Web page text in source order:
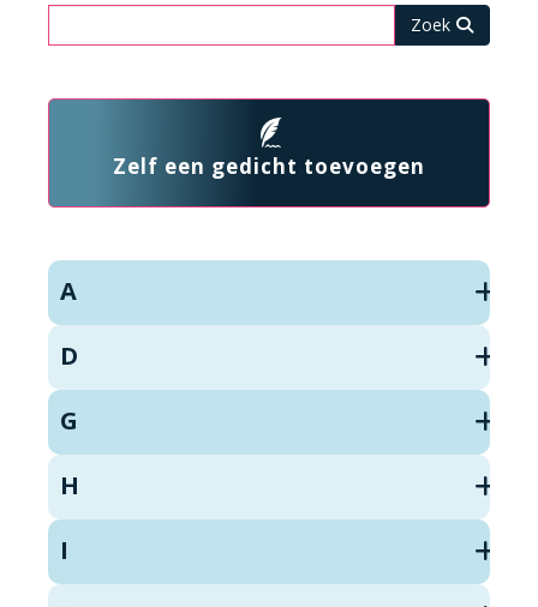
Zelf een gedicht toevoegen
A
D
G
H
I